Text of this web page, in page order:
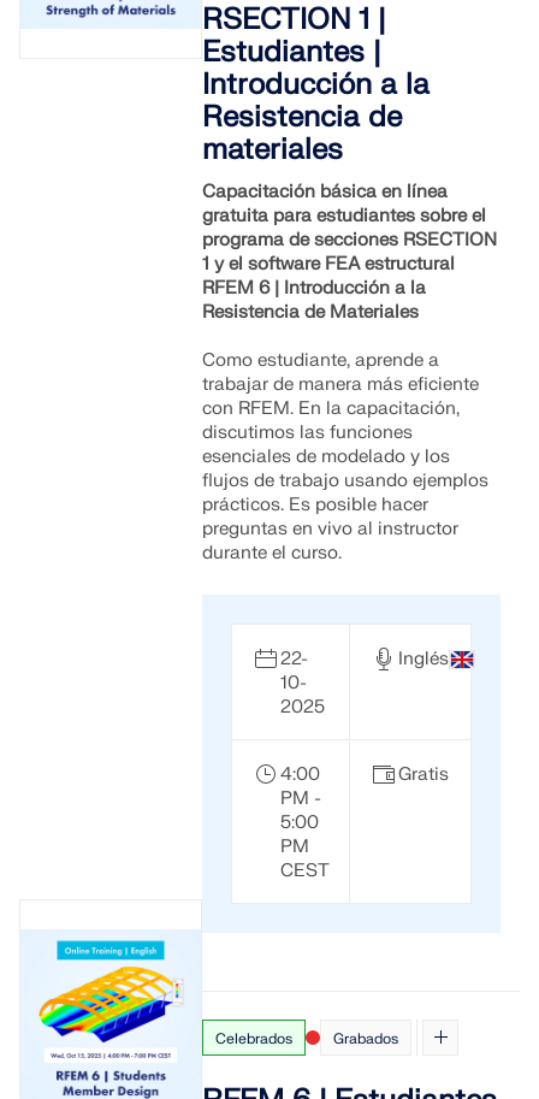
RSECTION 1 |
Estudiantes |
Introducción a la
Resistencia de
materiales
Capacitación básica en línea
gratuita para estudiantes sobre el
programa de secciones RSECTION
1 y el software FEA estructural
RFEM 6 | Introducción a la
Resistencia de Materiales
Como estudiante, aprende a
trabajar de manera más eficiente
con RFEM. En la capacitación,
discutimos las funciones
esenciales de modelado y los
flujos de trabajo usando ejemplos
prácticos. Es posible hacer
preguntas en vivo al instructor
durante el curso.
22-
10-
2025
Inglés
4:00
PM -
5:00
PM
CEST
Gratis
Celebrados Grabados